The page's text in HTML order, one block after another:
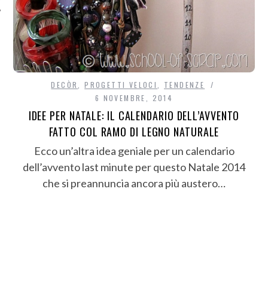
DECÒR ,PROGETTI VELOCI
TENDENZE
6 NOVEMBRE, 2014
IDEE PER NATALE: IL CALENDARIO DELL’AVVENTO
FATTO COL RAMO DI LEGNO NATURALE
Ecco un’altra idea geniale per un calendario
dell’avvento last minute per questo Natale 2014
che si preannuncia ancora più austero…